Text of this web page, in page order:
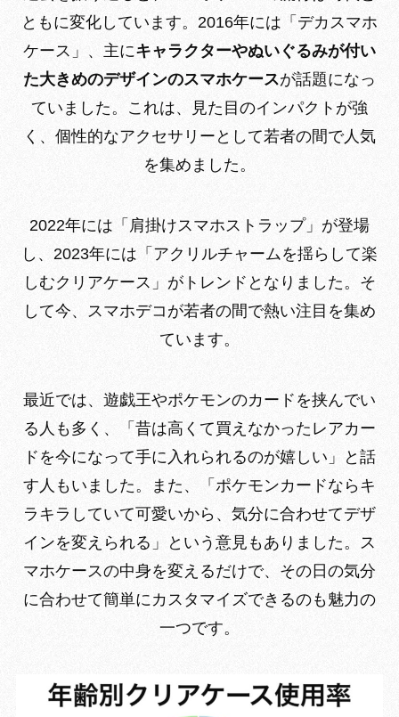
ともに変化しています。2016年には「デカスマホ
ケース」、主にキャラクターやぬいぐるみが付い
た大きめのデザインのスマホケースが話題になっ
ていました。これは、見た目のインパクトが強
く、個性的なアクセサリーとして若者の間で人気
を集めました。
2022年には「肩掛けスマホストラップ」が登場
し、2023年には「アクリルチャームを揺らして楽
しむクリアケース」がトレンドとなりました。そ
して今、スマホデコが若者の間で熱い注目を集め
ています。
最近では、遊戯王やポケモンのカードを挟んでい
る人も多く、「昔は高くて買えなかったレアカー
ドを今になって手に入れられるのが嬉しい」と話
す人もいました。また、「ポケモンカードならキ
ラキラしていて可愛いから、気分に合わせてデザ
インを変えられる」という意見もありました。ス
マホケースの中身を変えるだけで、その日の気分
に合わせて簡単にカスタマイズできるのも魅力の
一つです。